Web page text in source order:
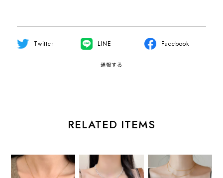
Twitter LINE Facebook
通報する
RELATED ITEMS